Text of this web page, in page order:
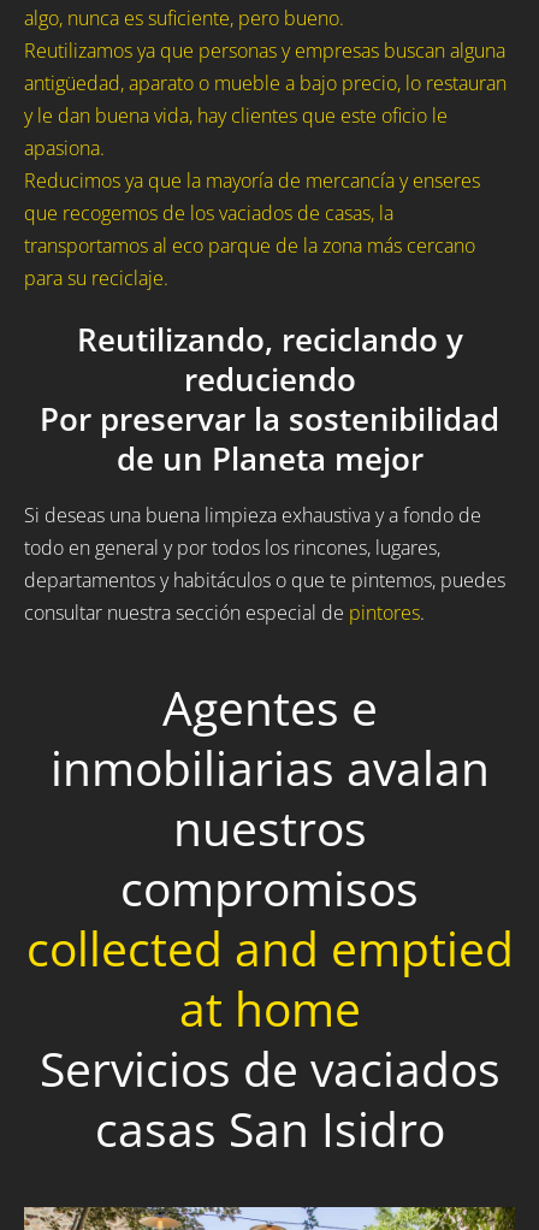
algo, nunca es suficiente, pero bueno.
Reutilizamos ya que personas y empresas buscan alguna
antigüedad, aparato o mueble a bajo precio, lo restauran
y le dan buena vida, hay clientes que este oficio le
apasiona.
Reducimos ya que la mayoría de mercancía y enseres
que recogemos de los vaciados de casas, la
transportamos al eco parque de la zona más cercano
para su reciclaje.
Reutilizando, reciclando y
reduciendo
Por preservar la sostenibilidad
de un Planeta mejor
Si deseas una buena limpieza exhaustiva y a fondo de
todo en general y por todos los rincones, lugares,
departamentos y habitáculos o que te pintemos, puedes
consultar nuestra sección especial de pintores.
Agentes e
inmobiliarias avalan
nuestros
compromisos
collected and emptied
at home
Servicios de vaciados
casas San Isidro